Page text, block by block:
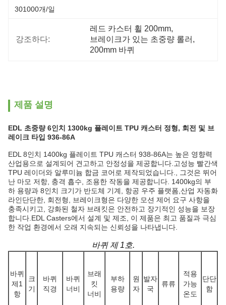
301000개/일
강조하다:
레드 카스터 휠 200mm,
브레이크가 있는 초중량 롤러 ,
200mm 바퀴
제품 설명
EDL 초중량 6인치 1300kg 플레이트 TPU 캐스터 정형, 회전 및 브
레이크 타입 936-86A
EDL 8인치 1400kg 플레이트 TPU 캐스터 938-86A는 높은 영향력
산업용으로 설계되어 견고하고 안정성을 제공합니다.고성능 빨간색
TPU 레이더와 알루미늄 합금 코어로 제작되었습니다., 그것은 뛰어
난 마모 저항, 충격 흡수, 조용한 작동을 제공합니다. 1400kg의 부
하 용량과 8인치 크기가 반도체 기계, 항공 우주 플랫폼,산업 자동화
라인단단한, 회전형, 브레이크형은 다양한 모션 제어 요구 사항을
충족시키고, 강화된 철자 브래킷은 안전하고 장기적인 성능을 보장
합니다.EDL Casters에서 설계 및 제조, 이 제품은 최고 품질과 극심
한 작업 환경에서 오래 지속되는 신뢰성을 나타냅니다.
바퀴 제 1호.
바퀴
제1
항
크
기
바퀴
직경
바퀴
너비
브래
킷
너비
부하
용량
원
자
발자
국
류류
적용
가능
온도
단단
함